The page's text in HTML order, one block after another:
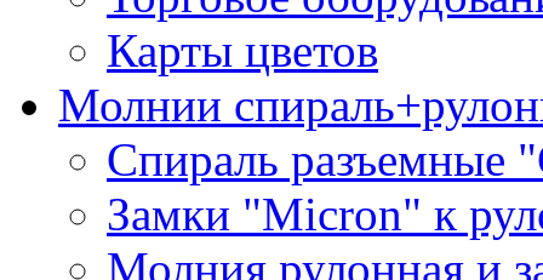
Карты цветов
Молнии
Спираль разъемные
Замки "Micron" к
Молния рулонная и